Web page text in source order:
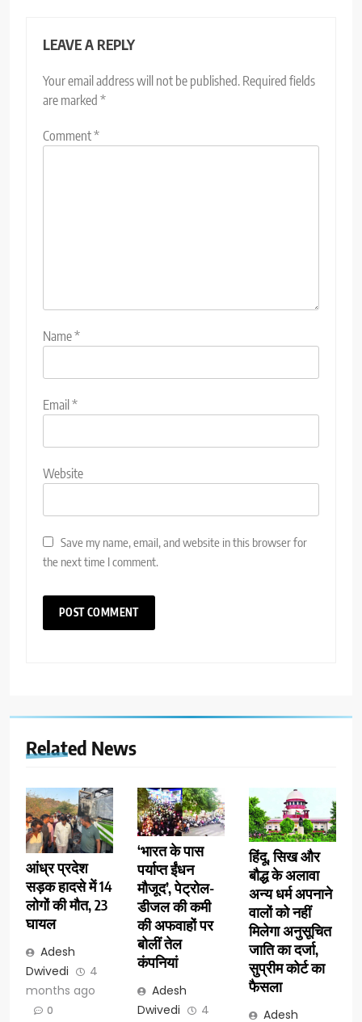
LEAVE A REPLY
Your email address will not be published. Required fields
are marked *
Comment*
Name*
Email*
Website
Save my name, email, and website in this browser for
the next time I comment.
Related News
आंध्र प्रदेश
सड़क हादसे में 14
लोगों की मौत, 23
घायल
Adesh
Dwivedi
4
months ago
0
‘भारत के पास
पर्याप्त ईंधन
मौजूद’, पेट्रोल-
डीजल की कमी
की अफवाहों पर
बोलीं तेल
कंपनियां
Adesh
Dwivedi
4
हिंदू, सिख और
बौद्ध के अलावा
अन्य धर्म अपनाने
वालों को नहीं
मिलेगा अनुसूचित
जाति का दर्जा,
सुप्रीम कोर्ट का
फैसला
Adesh